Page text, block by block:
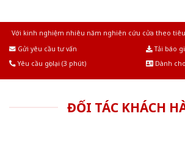
Với kinh nghiệm nhiêu năm nghiên cứu cửa theo
Gửi yêu cầu tư vấn
Tải báo
Yêu cầu gọi lại (3 phút)
Dành
ĐỐI TÁC KHÁCH